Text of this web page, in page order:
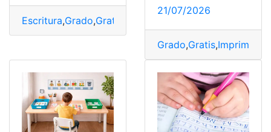
Escritura,Grado,Gratis
21/07/2026
Grado,Gratis,Imprimir